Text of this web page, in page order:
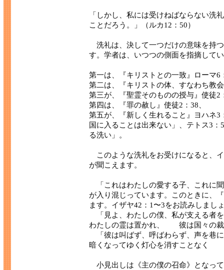
「しかし、私には受けねばならない洗
ことだろう。」（ルカ12：50）
洗礼は、決して一つだけの意味を持
す。学者は、いつつの側面を指摘して
第一は、『キリストとの一致』ローマ6
第二は、『キリストの体、すなわち教
第三が、『聖霊そのものの授与』使徒2
第四は、『罪の赦し』使徒2：38、
第五が、『新しく生れること』ヨハネ
国に入ることは出来ない」、テトス3
る洗い」。
このような洗礼をお受けになると、
が聞こえます。
「これはわたしの愛する子、これに
が入り混じっています。このときに、
ます。イザヤ42：1〜3をお読みしまし
「見よ、わたしの僕、私が支える
わたしの霊は置かれ、 彼は国々の裁
「彼は叫ばず、呼ばわらず、声を
暗くなってゆく灯心を消すことなく
小見出しは《主の僕の召命》となっ